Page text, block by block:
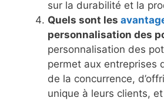
sur la durabilité et la
Quels sont les
personnalisation des
personnalisation des
permet aux entreprises
de la concurrence,
unique à leurs clients,